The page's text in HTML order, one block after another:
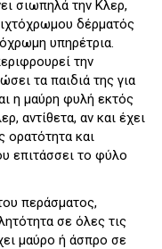
σιωπηλά την Κλερ,
δέρματός
υπηρέτρια.
την
τα παιδιά της για
η μαύρη φυλή εκτός
αντίθετα, αν και έχει
ορατότητα και
επιτάσσει το φύλο
περάσματος,
σε όλες τις
μαύρο ή άσπρο σε